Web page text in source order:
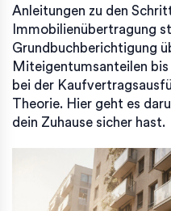
Anleitungen zu den
Immobilienübertragung
Grundbuchberichtigung
Miteigentumsanteilen bis
bei der
Theorie. Hier geht es
dein Zuhause sicher hast.